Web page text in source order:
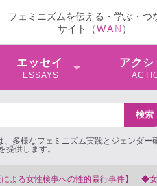
フェミニズムを伝える・学ぶ・つ
サイト（WAN ）
エッセイ
ESSAYS
アクシ
多様なフェミニズム実践とジェンダー
提供します。
性検事への性的暴行事件】 ◆女性検事